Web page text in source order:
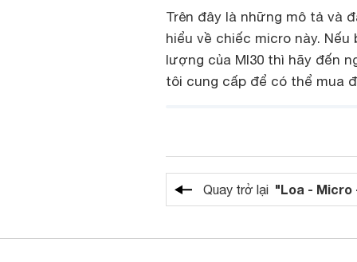
Trên đây là những mô tả và
hiểu về chiếc micro này.
lượng của MI30 thì hãy đến
tôi cung cấp để có thể mua
Quay trở lại "Loa - Micro